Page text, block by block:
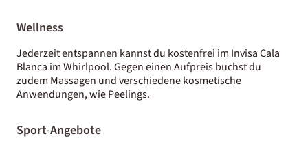
Wellness
Jederzeit entspannen kannst du kostenfrei im Invisa Cala
Blanca im Whirlpool. Gegen einen Aufpreis buchst du
zudem Massagen und verschiedene kosmetische
Anwendungen, wie Peelings.
Sport-Angebote